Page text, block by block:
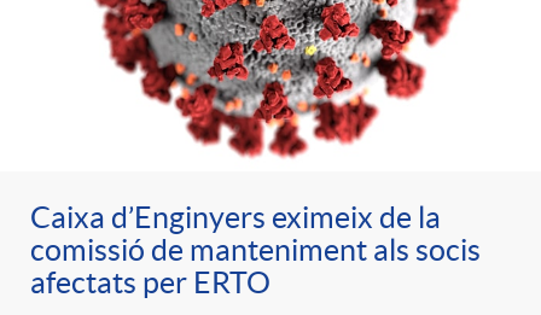
Caixa d’Enginyers eximeix de la
comissió de manteniment als socis
afectats per ERTO